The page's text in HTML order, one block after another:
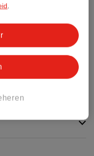
(nog) geen Nature
.